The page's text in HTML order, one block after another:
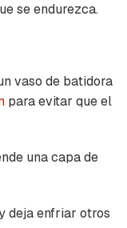
se endurezca.
vaso de batidora
para evitar que el
una capa de
deja enfriar otros
boletín.